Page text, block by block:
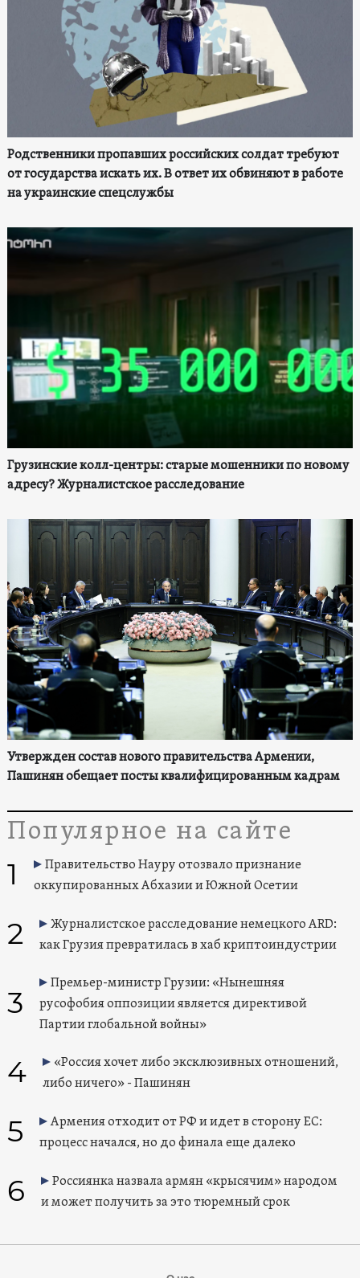
Родственники пропавших российских солдат требуют
от государства искать их. В ответ их обвиняют в работе
на украинские спецслужбы
Грузинские колл-центры: старые мошенники по новому
адресу? Журналистское расследование
Утвержден состав нового правительства Армении,
Пашинян обещает посты квалифицированным кадрам
Популярное на сайте
1
Правительство Науру отозвало признание
оккупированных Абхазии и Южной Осетии
2
Журналистское расследование немецкого ARD:
как Грузия превратилась в хаб криптоиндустрии
3
Премьер-министр Грузии: «Нынешняя
русофобия оппозиции является директивой
Партии глобальной войны»
4
«Россия хочет либо эксклюзивных отношений,
либо ничего» - Пашинян
5
Армения отходит от РФ и идет в сторону ЕС:
процесс начался, но до финала еще далеко
6
Россиянка назвала армян «крысячим» народом
и может получить за это тюремный срок